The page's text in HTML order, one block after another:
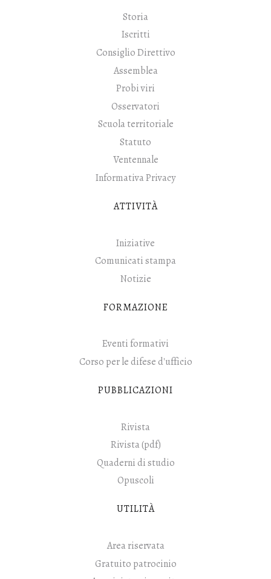
Storia
Iscritti
Consiglio Direttivo
Assemblea
Probi viri
Osservatori
Scuola territoriale
Statuto
Ventennale
Informativa Privacy
ATTIVITÀ
Iniziative
Comunicati stampa
Notizie
FORMAZIONE
Eventi formativi
Corso per le difese d'ufficio
PUBBLICAZIONI
Rivista
Rivista (pdf)
Quaderni di studio
Opuscoli
UTILITÀ
Area riservata
Gratuito patrocinio